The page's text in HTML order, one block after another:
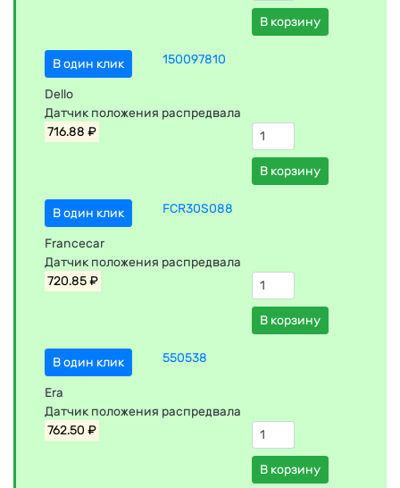
В корзину
В один клик 150097810
Dello
Датчик положения распредвала
716.88 ₽
В корзину
В один клик FCR30S088
Francecar
Датчик положения распредвала
720.85 ₽
В корзину
В один клик 550538
Era
Датчик положения распредвала
762.50 ₽
В корзину